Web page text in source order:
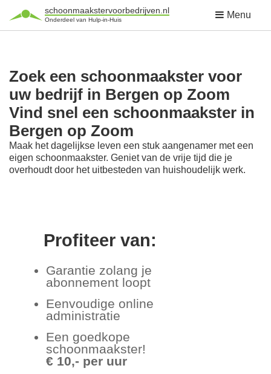
schoonmaakstervoorbedrijven.nl
Onderdeel van Hulp-in-Huis Menu
Zoek een schoonmaakster voor
uw bedrijf in Bergen op Zoom
Vind snel een schoonmaakster in
Bergen op Zoom
Maak het dagelijkse leven een stuk aangenamer met een
eigen schoonmaakster. Geniet van de vrije tijd die je
overhoudt door het uitbesteden van huishoudelijk werk.
Profiteer van:
Garantie zolang je
abonnement loopt
Eenvoudige online
administratie
Een goedkope
schoonmaakster!
€ 10,- per uur